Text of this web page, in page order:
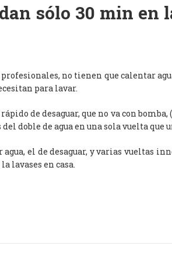
sólo 30 min en
no tienen que calentar
para lavar.
de desaguar, que no va con bomba,
doble de agua en una sola vuelta
el de desaguar, y varias vueltas
lavases en casa.